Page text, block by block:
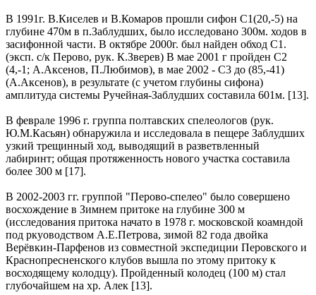
В 1991г. В.Киселев и В.Комаров прошли сифон С1(20,-5) на
глубине 470м в п.Заблудших, было исследовано 300м. ходов в
засифонной части. В октябре 2000г. был найден обход C1.
(эксп. с/к Перово, рук. К.Зверев) В мае 2001 г пройден С2
(4,-1; А.Аксенов, П.Любимов), в мае 2002 - С3 до (85,-41)
(А.Аксенов), в результате (с учетом глубины сифона)
амплитуда системы Ручейная-Заблудших составила 601м. [13].
В феврале 1996 г. группа полтавских спелеологов (рук.
Ю.М.Касьян) обнаружила и исследовала в пещере Заблудших
узкий трещинный ход, выводящий в разветвленный
лабиринт; общая протяженность нового участка составила
более 300 м [17].
В 2002-2003 гг. группой "Перово-спелео" было совершено
восхождение в Зимнем притоке на глубине 300 м
(исследования притока начато в 1978 г. московской коамндой
под ркуоводством А.Е.Петрова, зимой 82 года двойка
Верёвкин-Парфенов из совместной экспедиции Перовского и
Краснопресненского клубов вышла по этому притоку к
восходящему колодцу). Пройденный колодец (100 м) стал
глубочайшем на хр. Алек [13].